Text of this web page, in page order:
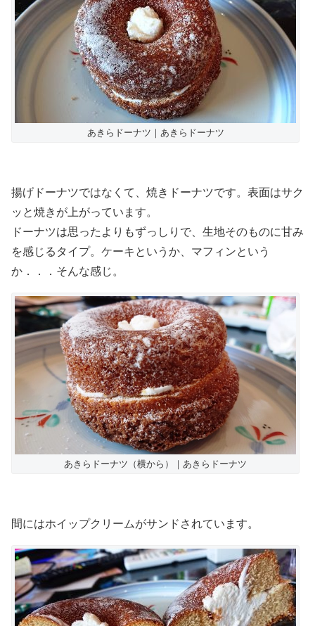
あきらドーナツ｜あきらドーナツ
揚げドーナツではなくて、焼きドーナツです。表面はサク
ッと焼きが上がっています。
ドーナツは思ったよりもずっしりで、生地そのものに甘み
を感じるタイプ。ケーキというか、マフィンという
か．．．そんな感じ。
あきらドーナツ（横から）｜あきらドーナツ
間にはホイップクリームがサンドされています。